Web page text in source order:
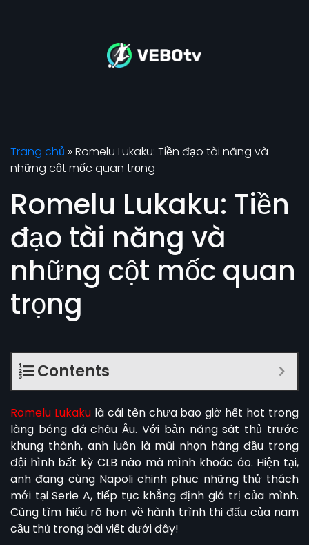
Trang chủ » Romelu Lukaku: Tiền đạo tài năng và
những cột mốc quan trọng
Romelu Lukaku: Tiền
đạo tài năng và
những cột mốc quan
trọng
Contents
Romelu Lukakulà cái tên chưa bao giờ hết hot trong
làng bóng đá châu Âu. Với bản năng sát thủ trước
khung thành, anh luôn là mũi nhọn hàng đầu trong
đội hình bất kỳ CLB nào mà mình khoác áo. Hiện tại,
anh đang cùng Napoli chinh phục những thử thách
mới tại Serie A, tiếp tục khẳng định giá trị của mình.
Cùng tìm hiểu rõ hơn về hành trình thi đấu của nam
cầu thủ trong bài viết dưới đây!